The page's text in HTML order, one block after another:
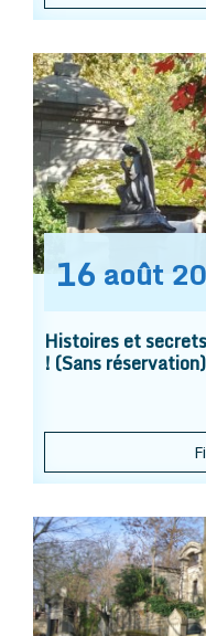
16 août
Histoires et
! (Sans